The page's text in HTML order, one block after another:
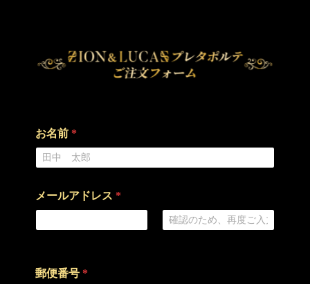
お名前 *
メールアドレス *
郵便番号 *